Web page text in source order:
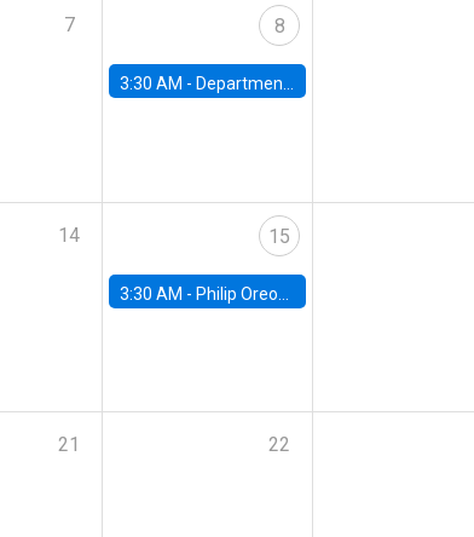
7 8
3:30 AM - Department Seminar: James Robinson
14 15
3:30 AM - Philip Oreopolous, University of Toronto
21 22